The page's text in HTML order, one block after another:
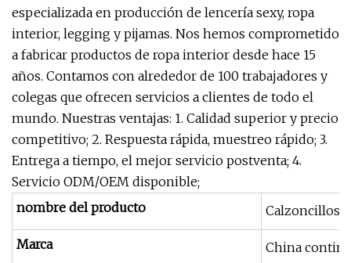
especializada en producción de lencería sexy, ropa
interior, legging y pijamas. Nos hemos comprometido
a fabricar productos de ropa interior desde hace 15
años. Contamos con alrededor de 100 trabajadores y
colegas que ofrecen servicios a clientes de todo el
mundo. Nuestras ventajas: 1. Calidad superior y precio
competitivo; 2. Respuesta rápida, muestreo rápido; 3.
Entrega a tiempo, el mejor servicio postventa; 4.
Servicio ODM/OEM disponible;
nombre del producto
Calzoncillos
Marca China